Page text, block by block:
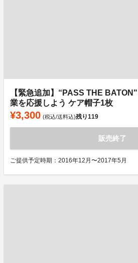
【緊急追加】“PASS THE
業を応援しよう ケア帽子1枚
¥3,300 (税込/送料込)残り119
販売終了
ご提供予定時期：2016年12月〜2017年5月